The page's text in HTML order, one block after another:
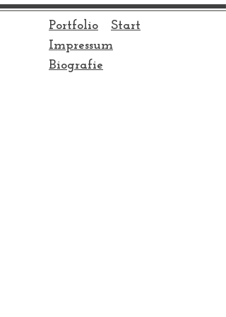
Portfolio
Start
Impressum
Biografie